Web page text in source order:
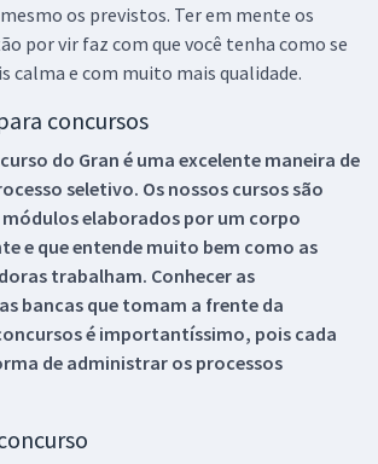
os previstos. Ter em mente os
por vir faz com que você tenha como se
calma e com muito mais qualidade.
concursos
do Gran é uma excelente maneira de
seletivo. Os nossos cursos são
elaborados por um corpo
e que entende muito bem como as
trabalham. Conhecer as
bancas que tomam a frente da
é importantíssimo, pois cada
de administrar os processos